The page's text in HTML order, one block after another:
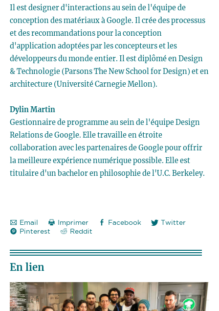
Il est designer d'interactions au sein de l'équipe de
conception des matériaux à Google. Il crée des processus
et des recommandations pour la conception
d'application adoptées par les concepteurs et les
développeurs du monde entier. Il est diplômé en Design
& Technologie (Parsons The New School for Design) et en
architecture (Université Carnegie Mellon).
Dylin Martin
Gestionnaire de programme au sein de l'équipe Design
Relations de Google. Elle travaille en étroite
collaboration avec les partenaires de Google pour offrir
la meilleure expérience numérique possible. Elle est
titulaire d'un bachelor en philosophie de l'U.C. Berkeley.
Email Imprimer Facebook
Twitter
Pinterest
Reddit
En lien